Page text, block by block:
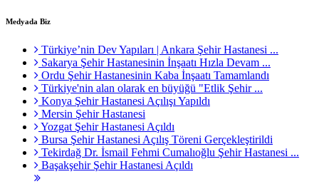
Medyada Biz
Türkiye’nin Dev Yapıları | Ankara Şehir Hastanesi ...
Sakarya Şehir Hastanesinin İnşaatı Hızla Devam ...
Ordu Şehir Hastanesinin Kaba İnşaatı Tamamlandı
Türkiye'nin alan olarak en büyüğü "Etlik Şehir ...
Konya Şehir Hastanesi Açılışı Yapıldı
Mersin Şehir Hastanesi
Yozgat Şehir Hastanesi Açıldı
Bursa Şehir Hastanesi Açılış Töreni Gerçekleştirildi
Tekirdağ Dr. İsmail Fehmi Cumalıoğlu Şehir Hastanesi ...
Başakşehir Şehir Hastanesi Açıldı